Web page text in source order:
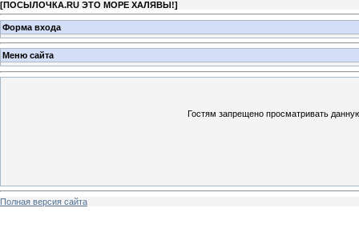
[ПОСЫЛОЧКА.RU ЭТО МОРЕ ХАЛЯВЫ!]
Форма входа
Меню сайта
Гостям запрещено просматривать
Полная версия сайта